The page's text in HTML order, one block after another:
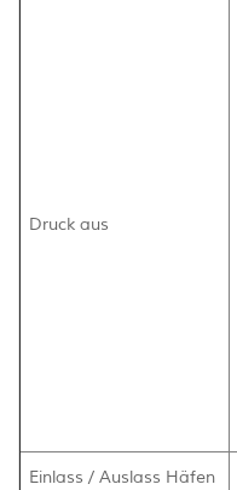
Druck aus
Einlass / Auslass Häfen